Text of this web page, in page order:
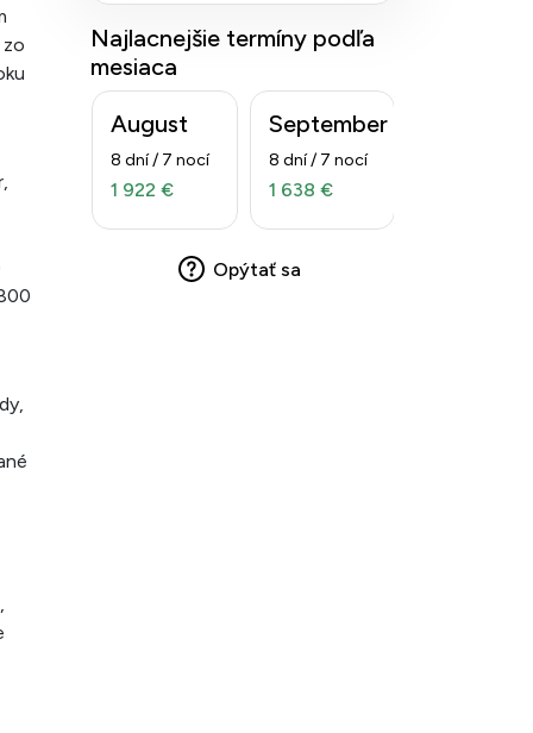
Najlacnejšie termíny podľa
mesiaca
August
8 dní / 7 nocí
1 922 €
September
8 dní / 7 nocí
1 638 €
Opýtať sa